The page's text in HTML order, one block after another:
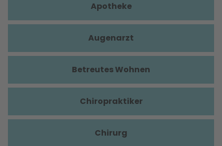
Apotheke
Augenarzt
Betreutes Wohnen
Chiropraktiker
Chirurg